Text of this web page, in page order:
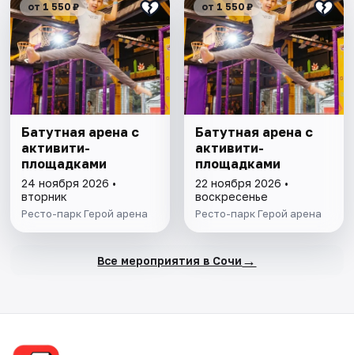
от 1 550 ₽
Батутная арена с
активити-
площадками
24 ноября 2026 •
вторник
Ресто-парк Герой арена
от 1 550 ₽
Батутная арена с
активити-
площадками
22 ноября 2026 •
воскресенье
Ресто-парк Герой арена
Все мероприятия в Сочи →